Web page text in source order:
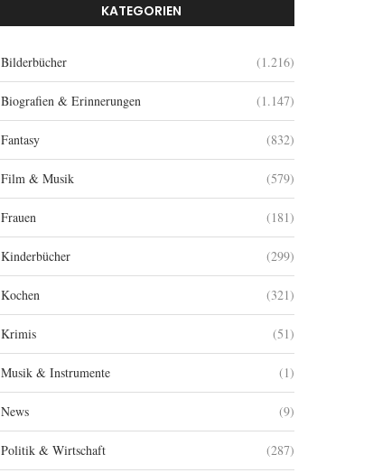
KATEGORIEN
Bilderbücher (1.216)
Biografien & Erinnerungen (1.147)
Fantasy (832)
Film & Musik (579)
Frauen (181)
Kinderbücher (299)
Kochen (321)
Krimis (51)
Musik & Instrumente (1)
News (9)
Politik & Wirtschaft (287)